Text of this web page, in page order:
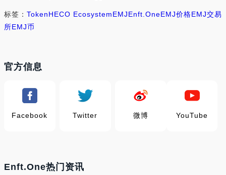
标签： TokenHECO EcosystemEMJEnft.OneEMJ价格EMJ交易
所EMJ币
官方信息
Facebook Twitter 微博 YouTube
Enft.One热门资讯